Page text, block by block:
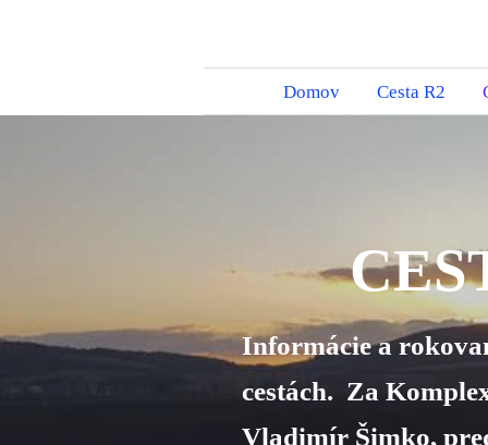
Domov Cesta R2
Informácie a
cestách. Za
Vladimír Šimko,